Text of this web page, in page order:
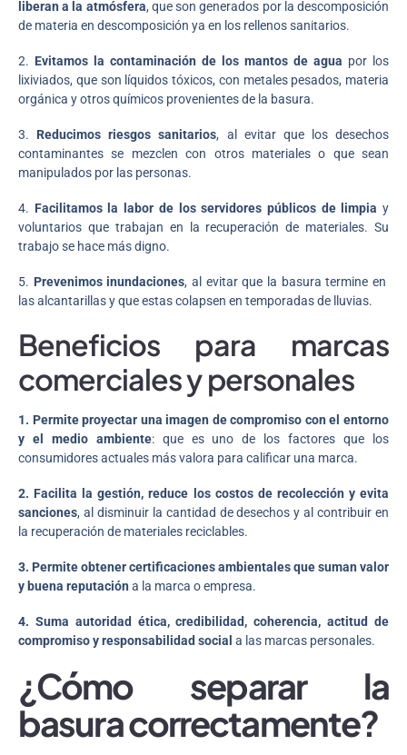
liberan a la atmósfera, que son generados por la descomposición
de materia en descomposición ya en los rellenos sanitarios.
2. Evitamos la contaminación de los mantos de agua por los
lixiviados, que son líquidos tóxicos, con metales pesados, materia
orgánica y otros químicos provenientes de la basura.
3. Reducimos riesgos sanitarios, al evitar que los desechos
contaminantes se mezclen con otros materiales o que sean
manipulados por las personas.
4. Facilitamos la labor de los servidores públicos de limpia y
voluntarios que trabajan en la recuperación de materiales. Su
trabajo se hace más digno.
5. Prevenimos inundaciones, al evitar que la basura termine en
las alcantarillas y que estas colapsen en temporadas de lluvias.
Beneficios para marcas
comerciales y personales
1. Permite proyectar una imagen de compromiso con el entorno
y el medio ambiente: que es uno de los factores que los
consumidores actuales más valora para calificar una marca.
2. Facilita la gestión, reduce los costos de recolección y evita
sanciones, al disminuir la cantidad de desechos y al contribuir en
la recuperación de materiales reciclables.
3. Permite obtener certificaciones ambientales que suman valor
y buena reputación a la marca o empresa.
4. Suma autoridad ética, credibilidad, coherencia, actitud de
compromiso y responsabilidad social a las marcas personales.
¿Cómo separar la
basura correctamente?